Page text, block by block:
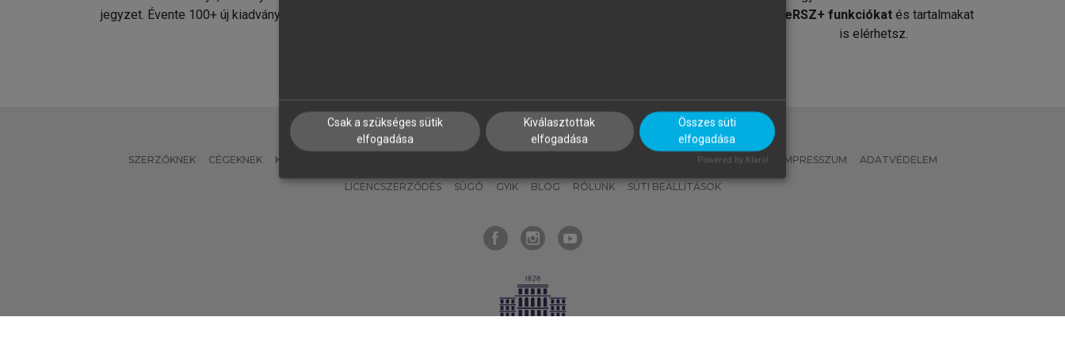
jegyzet. Évente 100+ új kiadvány.
MeRSZ+ funkciókat és tartalmakat
is elérhetsz.
SZERZŐKNEK CÉGEKNEK KÖNYVTÁROSOKNAK MI – ÁLTALÁNOS IRÁNYELVEK IMPRESSZUM ADATVÉDELEM
LICENCSZERZŐDÉS SÚGÓ GYIK BLOG RÓLUNK SÜTI BEÁLLÍTÁSOK
Csak a szükséges sütik
elfogadása
Kiválasztottak
elfogadása
Összes süti
elfogadása
Powered by Klaro!